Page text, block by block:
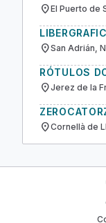
location_onEl Puerto de
LIBERGRAFIC
location_onSan Adrián,
RÓTULOS
location_onJerez de la
location_onCornellà de